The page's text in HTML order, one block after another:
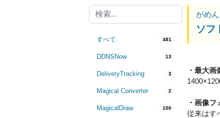
すべて 481
DDNSNow 13
DeliveryTracking 3
Magical Converter 2
MagicalDraw 100
がめ
ソフ
・最大
・画像
従来はす